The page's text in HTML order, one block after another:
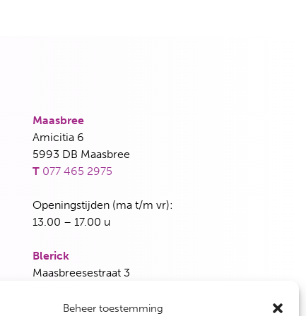
Beheer toestemming
Maasbree
Amicitia 6
5993 DB Maasbree
T 077 465 2975
Openingstijden (ma t/m vr):
13.00 – 17.00 u
Blerick
Maasbreesestraat 3
077 382 5339